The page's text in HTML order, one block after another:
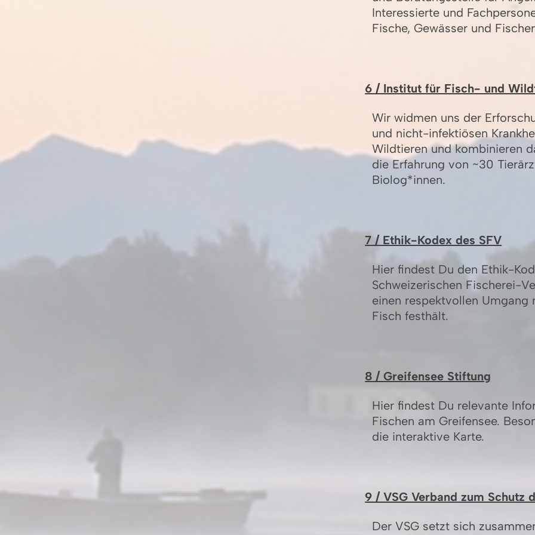
Interessierte und
Fische, Gewässer und
6 / Institut für Fisch- und
Wir widmen uns der
und nicht-infektiösen
Wildtieren und kombinieren
die Erfahrung von ~30
Biolog*innen.
7 / Ethik-Kodex des SFV
Hier findest Du den Ethik-
Schweizerischen Fischerei-
einen respektvollen Umgang
Fisch festhält.
8 / Greifensee Stiftung
Hier findest Du relevante
Fischen am Greifensee.
die interaktive Karte.
9 / VSG Verband zum Schutz
Der VSG setzt sich